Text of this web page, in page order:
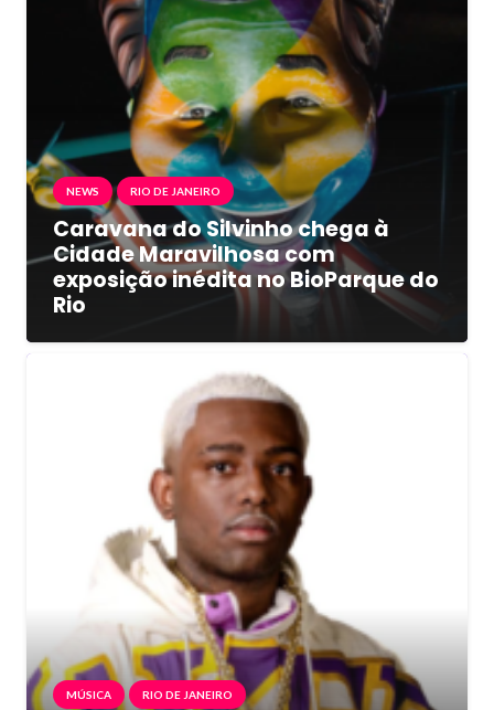
NEWS RIO DE JANEIRO
Caravana do Silvinho chega à
Cidade Maravilhosa com
exposição inédita no BioParque do
Rio
MÚSICA RIO DE JANEIRO